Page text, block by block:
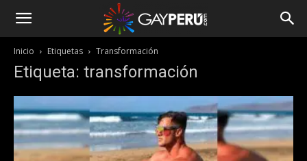
Inicio Etiquetas Transformación
Etiqueta: transformación